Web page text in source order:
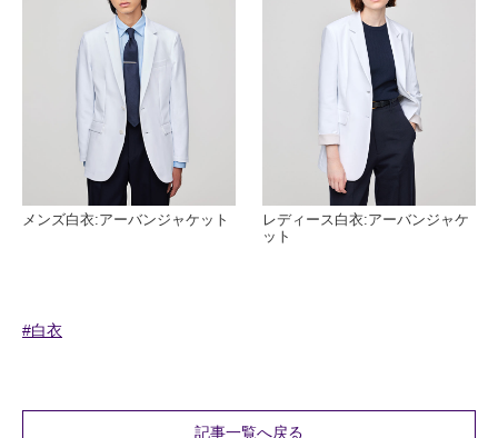
メンズ白衣:アーバンジャケット
レディース白衣:アーバンジャケ
ット
#白衣
記事一覧へ戻る